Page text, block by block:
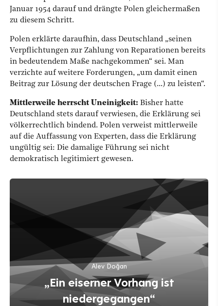
Januar 1954 darauf und drängte Polen gleichermaßen
zu diesem Schritt.
Polen erklärte daraufhin, dass Deutschland „seinen
Verpflichtungen zur Zahlung von Reparationen bereits
in bedeutendem Maße nachgekommen“ sei. Man
verzichte auf weitere Forderungen, „um damit einen
Beitrag zur Lösung der deutschen Frage (...) zu leisten“.
Mittlerweile herrscht Uneinigkeit: Bisher hatte
Deutschland stets darauf verwiesen, die Erklärung sei
völkerrechtlich bindend. Polen verweist mittlerweile
auf die Auffassung von Experten, dass die Erklärung
ungültig sei: Die damalige Führung sei nicht
demokratisch legitimiert gewesen.
Alev Doğan
„Ein eiserner Vorhang ist
niedergegangen“